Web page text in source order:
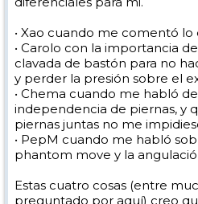
• Xao cuando me comentó
• Carolo con la importancia
clavada de bastón para no
y perder la presión sobre el
• Chema cuando me habló
independencia de piernas, y
piernas juntas no me
• PepM cuando me habló
phantom move y la
Estas cuatro cosas (entre
preguntado por aquí) creo